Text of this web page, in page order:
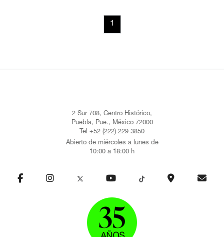
1
2 Sur 708, Centro Histórico,
Puebla, Pue., México 72000
Tel +52 (222) 229 3850
Abierto de miércoles a lunes de
10:00 a 18:00 h